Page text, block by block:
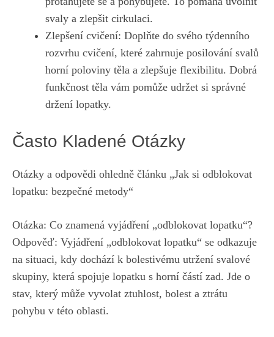
svaly a zlepšit cirkulaci.
Zlepšení cvičení: Doplňte do svého týdenního
rozvrhu cvičení, které zahrnuje posilování svalů
horní poloviny těla a zlepšuje flexibilitu. Dobrá
funkčnost těla vám pomůže udržet si správné
držení lopatky.
Často Kladené Otázky
Otázky a odpovědi ohledně článku „Jak si odblokovat
lopatku: bezpečné metody“
Otázka: Co znamená vyjádření „odblokovat lopatku“?
Odpověď: Vyjádření „odblokovat lopatku“ se odkazuje
na situaci, kdy dochází k bolestivému utržení svalové
skupiny, která spojuje lopatku s horní částí zad. Jde o
stav, který může vyvolat ztuhlost, bolest a ztrátu
pohybu v této oblasti.